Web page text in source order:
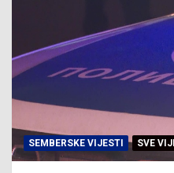
SEMBERSKE VIJESTI SVE